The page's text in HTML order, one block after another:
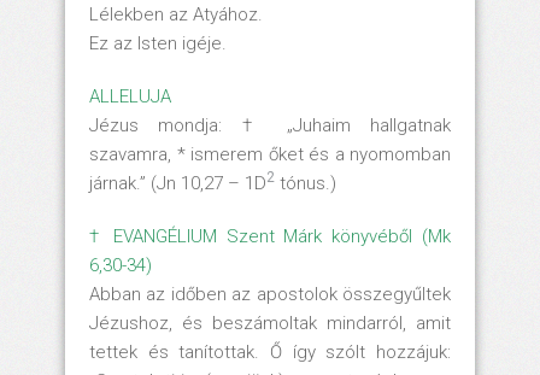
Lélekben az Atyához.
Ez az Isten igéje.
ALLELUJA
Jézus mondja: † „Juhaim hallgatnak
szavamra, * ismerem őket és a nyomomban
járnak.” (Jn 10,27 – 1D2 tónus.)
† EVANGÉLIUM Szent Márk könyvéből (Mk
6,30-34)
Abban az időben az apostolok összegyűltek
Jézushoz, és beszámoltak mindarról, amit
tettek és tanítottak. Ő így szólt hozzájuk: